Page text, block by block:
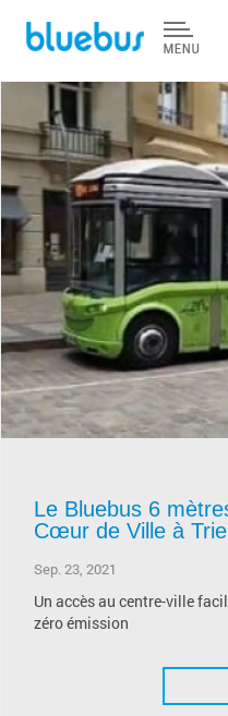
Le Bluebus 6
Cœur de Ville à Triel
Sep. 23, 2021
Un accès au centre-ville
zéro émission